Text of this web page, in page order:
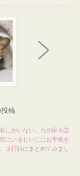
投稿
しかいない。わが家を訪
にいるじいじにお手紙を
３行詩にまとめてみまし